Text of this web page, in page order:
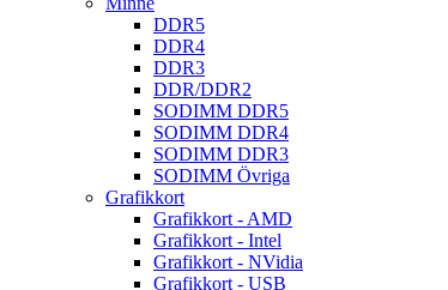
DDR5
DDR4
DDR3
DDR/DDR2
SODIMM DDR5
SODIMM DDR4
SODIMM DDR3
SODIMM Övriga
Grafikkort
Grafikkort - AMD
Grafikkort - Intel
Grafikkort - NVidia
Grafikkort - USB